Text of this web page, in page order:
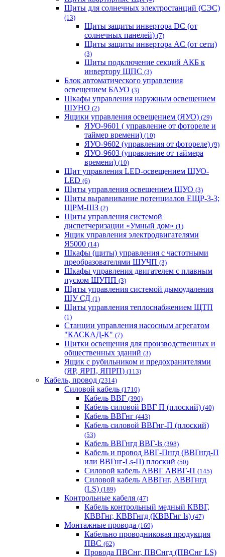
Щиты для солнечных электростанций (СЭС)
(13)
Щиты защиты инвертора DC (от
солнечных панелей) (7)
Щиты защиты инвертора AC (от сети)
(3)
Щиты подключение секций АКБ к
инвертору ЩПС (3)
Блок автоматического управления
освещением БАУО (3)
Шкафы управления наружным освещением
ШУНО (2)
Ящики управления освещением (ЯУО) (29)
ЯУО-9601 ( управление от фотореле и
таймер времени) (10)
ЯУО-9602 (управления от фотореле) (9)
ЯУО-9603 (управление от таймера
времени) (10)
Щит управления LED-освещением ЩУО-
LED (6)
Щиты управления освещением ЩУО (3)
Щиты выравнивание потенциалов ЕЩР-3-3;
ЩРМ-ШЗ (2)
Щиты управления системой
диспетчеризации «Умный дом» (1)
Ящик управления электродвигателями
Я5000 (14)
Шкафы (щиты) управления с частотными
преобразователями ШУЧП (3)
Шкафы управления двигателем с плавным
пуском ШУПП (3)
Щиты управления системой дымоудаления
ЩУ СД (1)
Щиты управления теплоснабжением ЩТП
(1)
Станции управления насосным агрегатом
"КАСКАД-К" (7)
Щитки освещения для производственных и
общественных зданий (3)
Ящик с рубильником и предохранителями
(ЯР, ЯРП, ЯПРП) (113)
Кабель, провод (2314)
Силовой кабель (1710)
Кабель ВВГ (390)
Кабель силовой ВВГ П (плоский) (40)
Кабель ВВГнг (443)
Кабель силовой ВВГнг-П (плоский)
(53)
Кабель ВВГнгд ВВГ-ls (398)
Кабель и провод ВВГ-Пнгд (ВВГнгд-П
или ВВГнг-Ls-П) плоский (50)
Силовой кабель АВВГ АВВГ-П (145)
Силовой кабель АВВГнг, АВВГнгд
(LS) (189)
Контрольные кабеля (47)
Кабель контрольный медный КВВГ,
КВВГнг, КВВГнгд (КВВГнг ls) (47)
Монтажные провода (169)
Кабельно проводниковая продукция
ПВС (62)
Провода ПВСнг, ПВСнгд (ПВСнг LS)